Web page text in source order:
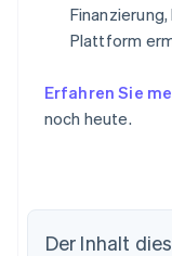
Plattform
Erfahren Sie
noch heute.
Der Inhalt